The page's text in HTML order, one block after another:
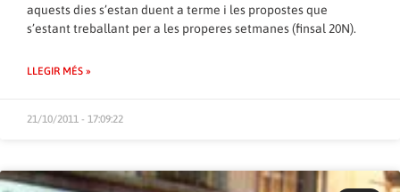
aquests dies s’estan duent a terme i les propostes que
s’estant treballant per a les properes setmanes (finsal 20N).
LLEGIR MÉS »
21/10/2011 - 17:09:22